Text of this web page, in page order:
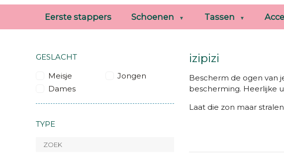
Eerste stappers Schoenen Tassen
GESLACHT
Meisje
Jongen
Dames
TYPE
izipizi
Bescherm de ogen van
bescherming. Heerlijke
Laat die zon maar